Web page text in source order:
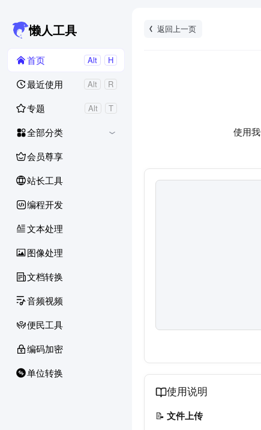
懒人工具
首页 Alt H
最近使用 Alt R
专题 Alt T
全部分类
会员尊享
站长工具
编程开发
文本处理
图像处理
文档转换
音频视频
便民工具
编码加密
单位转换
返回上一页
使用
使用说明
📝 文件上传